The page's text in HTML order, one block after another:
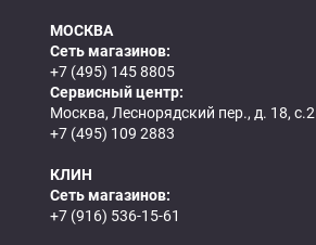
МОСКВА
Сеть магазинов:
+7 (495) 145 8805
Сервисный центр:
Москва, Леснорядский пер., д. 18, с.2
+7 (495) 109 2883
КЛИН
Сеть магазинов:
+7 (916) 536-15-61